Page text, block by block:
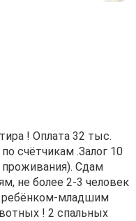
! Оплата 32 тыс.
счётчикам .Залог 10
Сдам
не более 2-3 человек
ребёнком-младшим
! 2 спальных